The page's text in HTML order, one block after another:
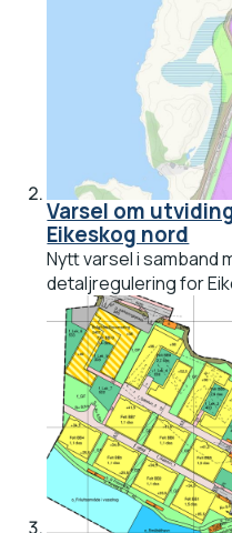
Varsel om
Eikeskog nord
Nytt varsel i samband
detaljregulering for